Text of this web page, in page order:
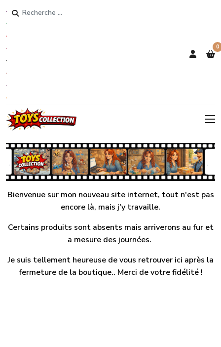
Rechercher
0
Bienvenue sur mon nouveau site internet, tout n'est pas
encore là, mais j'y travaille.
Certains produits sont absents mais arriverons au fur et
a mesure des journées.
Je suis tellement heureuse de vous retrouver ici après la
fermeture de la boutique.. Merci de votre fidélité !